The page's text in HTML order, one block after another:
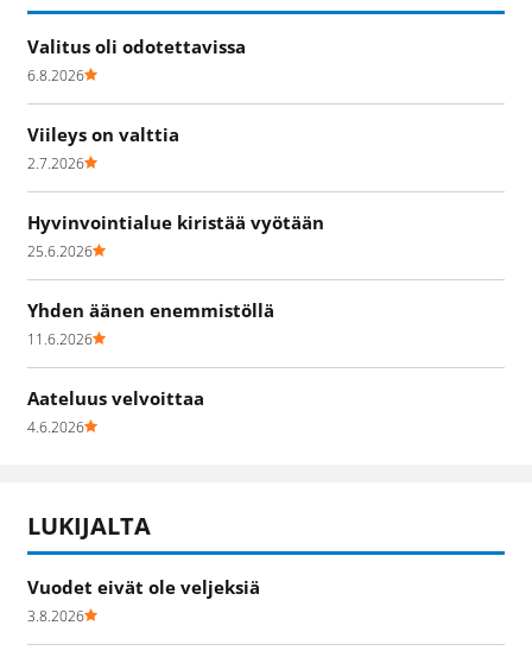
Valitus oli odotettavissa
6.8.2026
Viileys on valttia
2.7.2026
Hyvinvointialue kiristää vyötään
25.6.2026
Yhden äänen enemmistöllä
11.6.2026
Aateluus velvoittaa
4.6.2026
LUKIJALTA
Vuodet eivät ole veljeksiä
3.8.2026